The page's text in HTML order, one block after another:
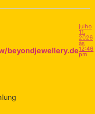
beyondjewellery.de
julho
11,
2026
às
12:46
pm